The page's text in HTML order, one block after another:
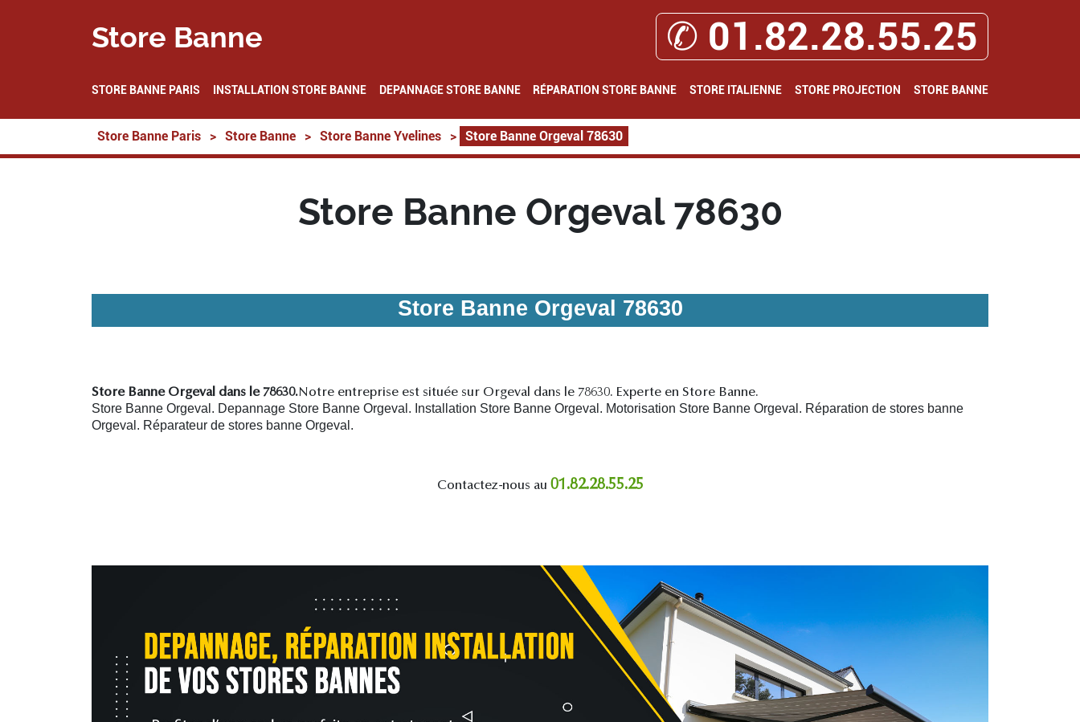
Store Banne ✆ 01.82.28.55.25
STORE BANNE PARIS INSTALLATION STORE BANNE DEPANNAGE STORE BANNE RÉPARATION STORE BANNE STORE ITALIENNE STORE PROJECTION STORE BANNE
Store Banne Paris > Store Banne > Store Banne Yvelines > Store Banne Orgeval 78630
Store Banne Orgeval 78630
Store Banne Orgeval 78630
Store Banne Orgeval dans le 78630.Notre entreprise est située sur Orgeval dans le 78630. Experte en Store Banne.
Store Banne Orgeval. Depannage Store Banne Orgeval. Installation Store Banne Orgeval. Motorisation Store Banne Orgeval. Réparation de stores banne
Orgeval. Réparateur de stores banne Orgeval.
Contactez-nous au 01.82.28.55.25